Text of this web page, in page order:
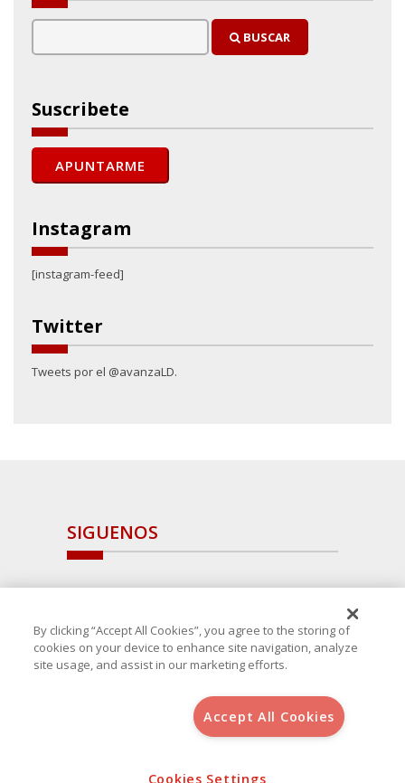
BUSCAR
Suscribete
Instagram
[instagram-feed]
Twitter
Tweets por el @avanzaLD.
SIGUENOS
, S.L.U.(B-64405731) c/ San Norberto
Aviso Legal
Política de Cookies
By clicking “Accept All Cookies”, you agree to the storing of
cookies on your device to enhance site navigation, analyze
site usage, and assist in our marketing efforts.
Accept All Cookies
Cookies Settings